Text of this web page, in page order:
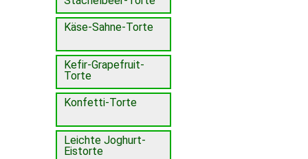
Käse-Sahne-Torte
Kefir-Grapefruit-
Torte
Konfetti-Torte
Leichte Joghurt-
Eistorte